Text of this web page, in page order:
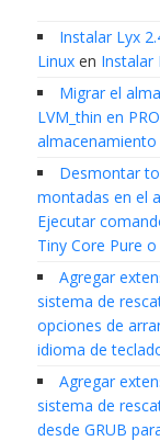
Instalar Lyx
Linuxen Instalar
Migrar el
LVM_thin en
almacenamiento
Desmontar
montadas en el
Ejecutar
Tiny Core Pure
Agregar
sistema de
opciones de
idioma de
Agregar
sistema de
desde GRUB